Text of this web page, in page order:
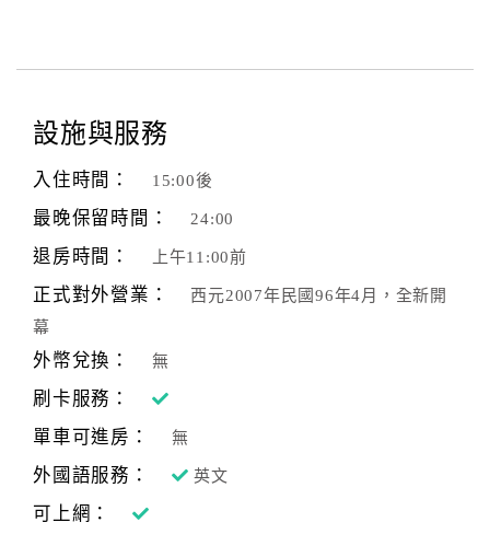
設施與服務
入住時間： 15:00後
最晚保留時間： 24:00
退房時間： 上午11:00前
正式對外營業：
西元2007年民國96年4月，全新開
幕
外幣兌換： 無
刷卡服務：
單車可進房：
無
外國語服務： 英文
可上網：